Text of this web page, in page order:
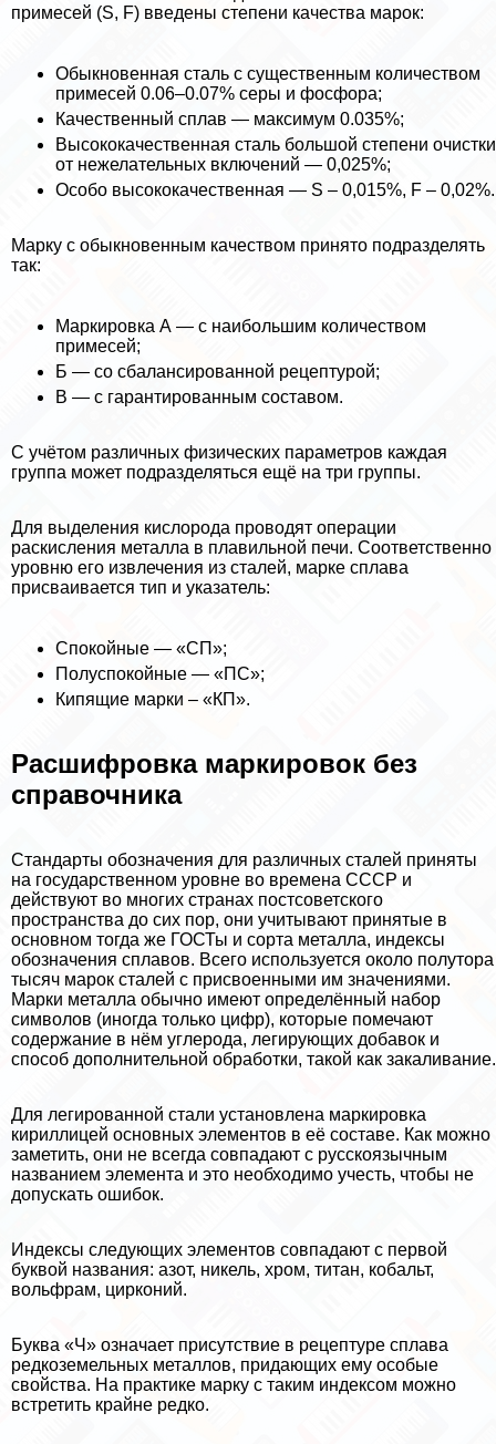
примесей (S, F) введены степени качества марок:
Обыкновенная сталь с существенным количеством
примесей 0.06–0.07% серы и фосфора;
Качественный сплав — максимум 0.035%;
Высококачественная сталь большой степени очистки
от нежелательных включений — 0,025%;
Особо высококачественная — S – 0,015%, F – 0,02%.
Марку с обыкновенным качеством принято подразделять
так:
Маркировка А — с наибольшим количеством
примесей;
Б — со сбалансированной рецептурой;
В — с гарантированным составом.
С учётом различных физических параметров каждая
группа может подразделяться ещё на три группы.
Для выделения кислорода проводят операции
раскисления металла в плавильной печи. Соответственно
уровню его извлечения из сталей, марке сплава
присваивается тип и указатель:
Спокойные — «СП»;
Полуспокойные — «ПС»;
Кипящие марки – «КП».
Расшифровка маркировок без
справочника
Стандарты обозначения для различных сталей приняты
на государственном уровне во времена СССР и
действуют во многих странах постсоветского
прострaнcтва до сих пор, они учитывают принятые в
основном тогда же ГОСТы и сорта металла, индексы
обозначения сплавов. Всего используется около полутора
тысяч марок сталей с присвоенными им значениями.
Марки металла обычно имеют определённый набор
символов (иногда только цифр), которые помечают
содержание в нём углерода, легирующих добавок и
способ дополнительной обработки, такой как закаливание.
Для легированной стали установлена маркировка
кириллицей основных элементов в её составе. Как можно
заметить, они не всегда совпадают с русскоязычным
названием элемента и это необходимо учесть, чтобы не
допускать ошибок.
Индексы следующих элементов совпадают с первой
буквой названия: азот, никель, хром, титан, кобальт,
вольфрам, цирконий.
Буква «Ч» означает присутствие в рецептуре сплава
редкоземельных металлов, придающих ему особые
свойства. На пpaктике марку с таким индексом можно
встретить крайне редко.